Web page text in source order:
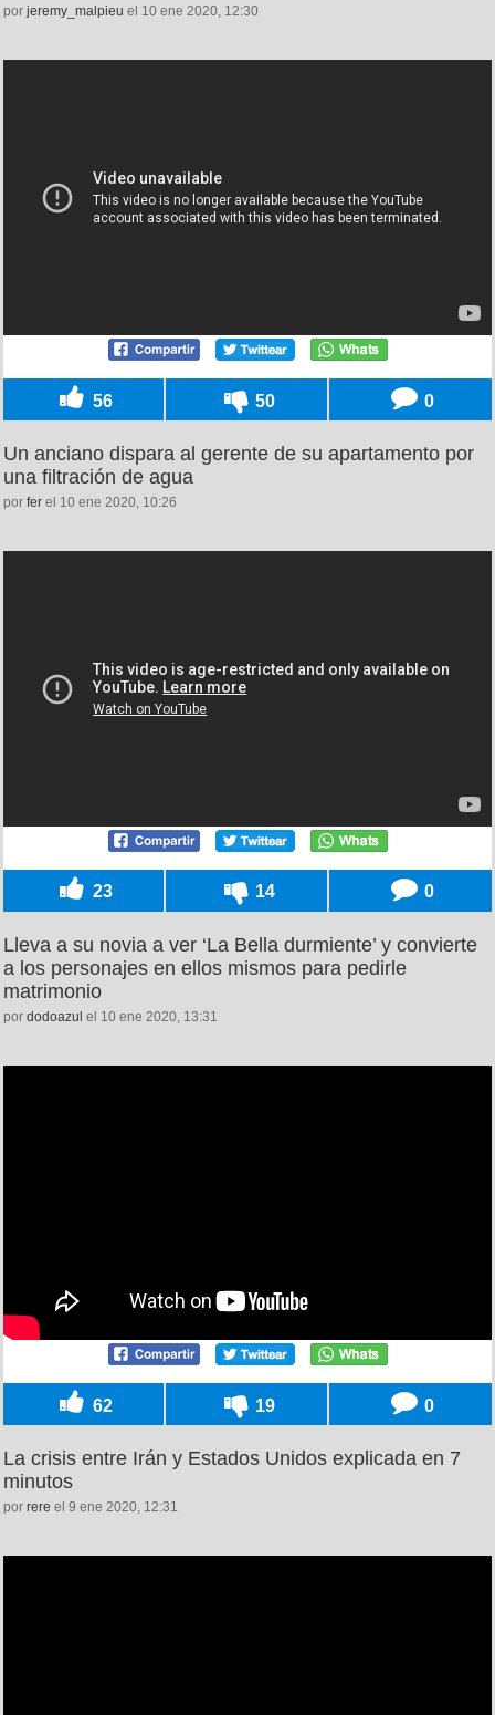
por jeremy_malpieu el 10 ene 2020, 12:30
56 50 0
Un anciano dispara al gerente de su apartamento por
una filtración de agua
por fer el 10 ene 2020, 10:26
23 14 0
Lleva a su novia a ver ‘La Bella durmiente’ y convierte
a los personajes en ellos mismos para pedirle
matrimonio
por dodoazul el 10 ene 2020, 13:31
62 19 0
La crisis entre Irán y Estados Unidos explicada en 7
minutos
por rere el 9 ene 2020, 12:31